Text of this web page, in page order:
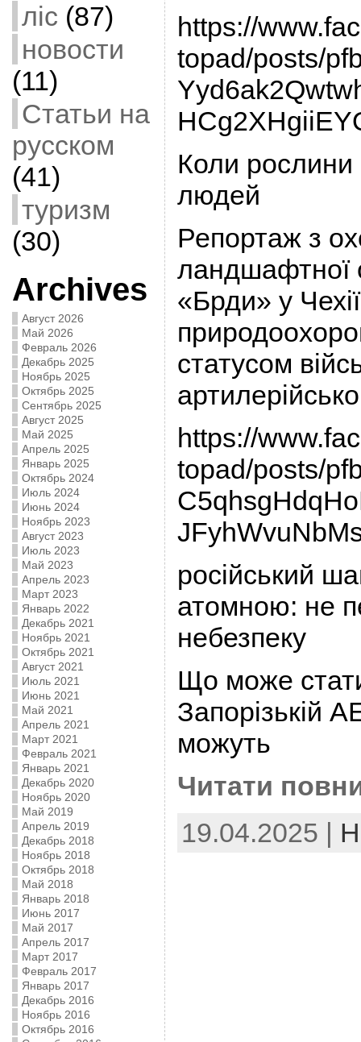
ліс (87)
новости
(11)
Статьи на
русском
(41)
туризм
(30)
Archives
Август 2026
Май 2026
Февраль 2026
Декабрь 2025
Ноябрь 2025
Октябрь 2025
Сентябрь 2025
Август 2025
Май 2025
Апрель 2025
Январь 2025
Октябрь 2024
Июль 2024
Июнь 2024
Ноябрь 2023
Август 2023
Июль 2023
Май 2023
Апрель 2023
Март 2023
Январь 2022
Декабрь 2021
Ноябрь 2021
Октябрь 2021
Август 2021
Июль 2021
Июнь 2021
Май 2021
Апрель 2021
Март 2021
Февраль 2021
Январь 2021
Декабрь 2020
Ноябрь 2020
Май 2019
Апрель 2019
Декабрь 2018
Ноябрь 2018
Октябрь 2018
Май 2018
Январь 2018
Июнь 2017
Май 2017
Апрель 2017
Март 2017
Февраль 2017
Январь 2017
Декабрь 2016
Ноябрь 2016
Октябрь 2016
https://
topad/posts/
Коли
людей
Репортаж з
ландшафтної
«Брди» у
статусом
https://
topad/posts/
російський
атомною: не
небезпеку
Що може
Запорізькій
можуть
Читати
19.04.2025 |